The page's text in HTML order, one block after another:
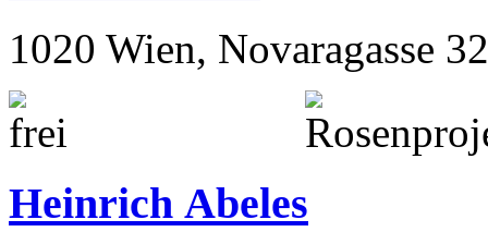
1020 Wien, Novaragasse
Heinrich Abeles